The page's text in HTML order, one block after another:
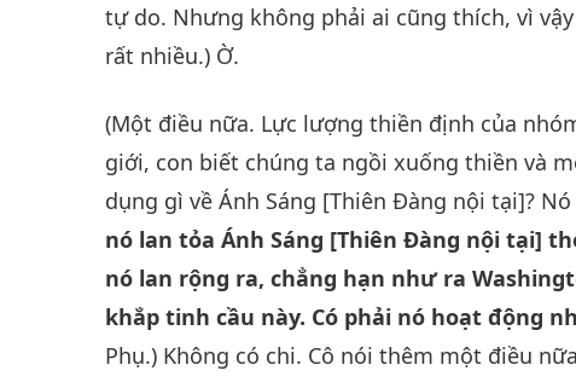
tự do. Nhưng không phải ai cũng thích, vì
rất nhiều.) Ờ.
(Một điều nữa. Lực lượng thiền định của
giới, con biết chúng ta ngồi xuống thiền và
dụng gì về Ánh Sáng [Thiên Đàng nội tại]?
nó lan tỏa Ánh Sáng [Thiên Đàng nội tại]
nó lan rộng ra, chẳng hạn như ra
khắp tinh cầu này. Có phải nó hoạt động
Phụ.) Không có chi. Cô nói thêm một điều